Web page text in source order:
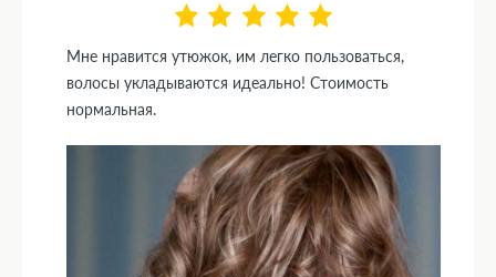
Мне нравится утюжок, им легко пользоваться,
волосы укладываются идеально! Стоимость
нормальная.